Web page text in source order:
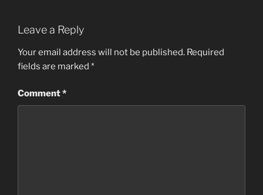
Leave a Reply
Your email address will not be published. Required
fields are marked *
Comment*